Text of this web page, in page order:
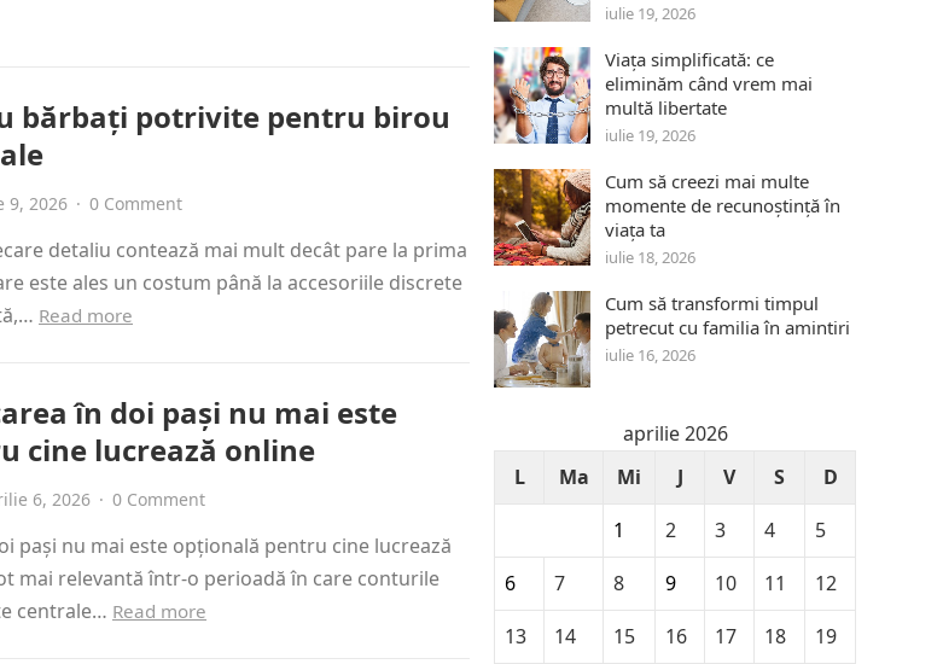
bărbați potrivite pentru birou
9, 2026 · 0 Comment
detaliu contează mai mult decât pare la prima
este ales un costum până la accesoriile discrete
Read more
în doi pași nu mai este
cine lucrează online
6, 2026 · 0 Comment
pași nu mai este opțională pentru cine lucrează
mai relevantă într-o perioadă în care conturile
centrale… Read more
iulie 19, 2026
Viața simplificată: ce
eliminăm când vrem mai
multă libertate
iulie 19, 2026
Cum să creezi mai multe
momente de recunoștință în
viața ta
iulie 18, 2026
Cum să transformi timpul
petrecut cu familia în amintiri
iulie 16, 2026
aprilie 2026
L
Ma Mi J V S
D
1
2 3 4
5
6
7 8 9 10 11
12
13
14 15 16 17 18
19